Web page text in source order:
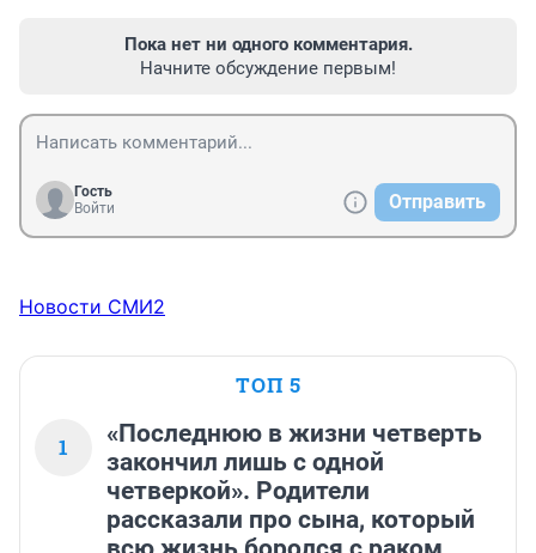
Пока нет ни одного комментария.
Начните обсуждение первым!
Гость
Войти
Отправить
Новости СМИ2
ТОП 5
1
«Последнюю в жизни четверть
закончил лишь с одной
четверкой». Родители
рассказали про сына, который